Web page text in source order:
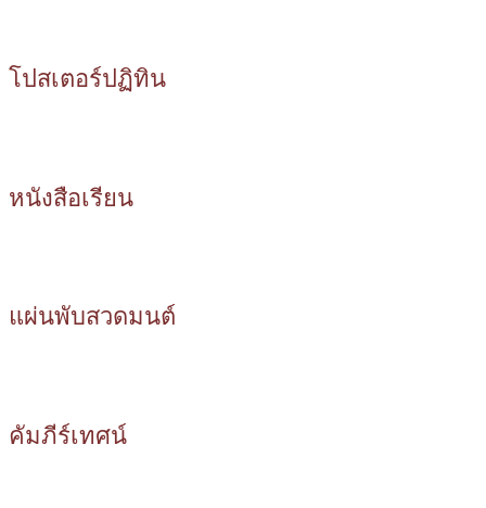
โปสเตอร์ปฏิทิน
หนังสือเรียน
แผ่นพับสวดมนต์
คัมภีร์เทศน์